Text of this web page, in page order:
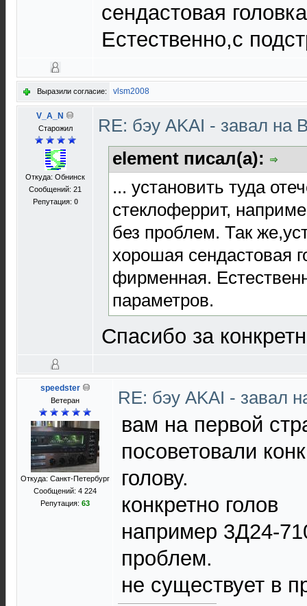
сендастовая
Естественно,с
Выразили согласие: vlsm2008
V_A_N
Старожил
Откуда: Обнинск
Сообщений: 21
Репутация: 0
RE: бэу AKAI - завал на
element писал(а):
... установить туда
стеклоферрит,
без проблем. Так
хорошая сендастовая
фирменная.
параметров.
Спасибо за
speedster
Ветеран
Откуда: Санкт-Петербург
Сообщений: 4 224
Репутация: 63
RE: бэу AKAI - завал
вам на первой
посоветовали
голову.
конкретно голов
например 3Д24-
проблем.
не существует в